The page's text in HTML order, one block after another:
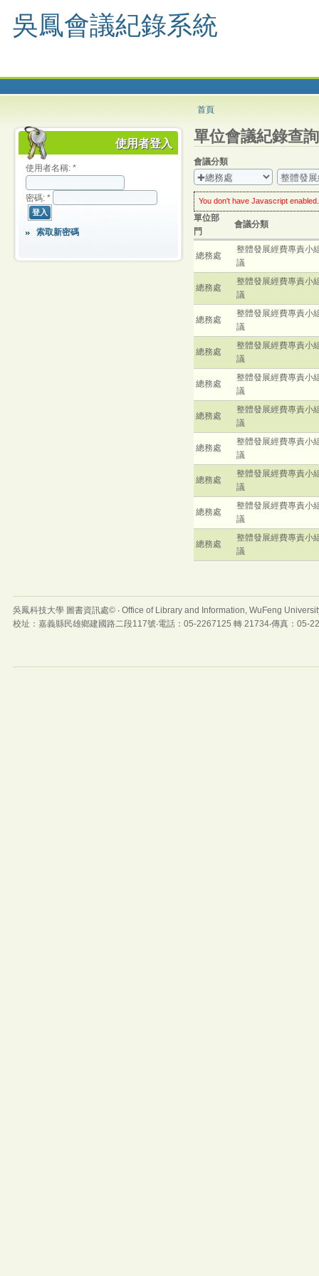
吳鳳會議紀錄系統
首頁
使用者登入
使用者名稱: *
密碼: *
索取新密碼
單位會議紀錄查詢
會議分類
You don't have Javascript enabled.
worry: you can still use this web
enable Javascript
much enhanced experience.
click theUpdatebuttonevery
單位部
門
會議分類
總務處
整體發展經費專責小
議
總務處
整體發展經費專責小
議
總務處
整體發展經費專責小
議
總務處
整體發展經費專責小
議
總務處
整體發展經費專責小
議
總務處
整體發展經費專責小
議
總務處
整體發展經費專責小
議
總務處
整體發展經費專責小
議
總務處
整體發展經費專責小
議
總務處
整體發展經費專責小
議
吳鳳科技大學 圖書資訊處© ‧ Office of Library and Information, WuFeng
校址：嘉義縣民雄鄉建國路二段117號‧電話：05-2267125 轉 21734‧傳真：05-